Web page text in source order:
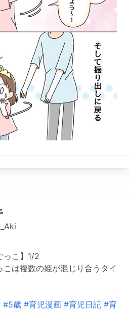
っこ】1/2
は複数の姫が混じり合うタイ
#5歳 #育児漫画 #育児日記 #育